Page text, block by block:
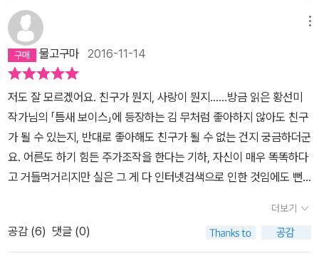
유리벽을 깨뜨리기 시작한다. 그러던 어느 날, 무 앞에 ‘해리’가 나타
난다. 6년 전, 사면동 친척집에서 지낼 때 알고 지낸 한 소녀. 가까운
가족으로부터 자행된 성적인 학대와 폭력을 견디다 못해 같이 도망가
자던 해리의 부탁을 거절한 것이 마지막 만남이었다. 해리와의 재회
로 무는 필사적으로 잊으려 했던 과거의 기억들과 정면으로 맞닥뜨리
게 된다. 더 이상 피할 수도 도망갈 수도 없게 된 무. 하지만 윤, 도진,
기하의 진심을 알게 되고 연약해 보이던 해리마저도 자신의 처한 현
실을 벗어나려 애쓰고 있었다는 사실을 알게 되면서, 무는 덮어두려
고만 했던 과거와 마주할 용기와 힘을 얻게 된다. 틈새의 아이들처럼
록 떠올리는 것조차 괴롭고 힘들지라도 회피하는 것이 아니라 그것이
오늘의 나를 있게 했다는 사실을 인정하고 받아들이는 것, 그 아픔을
견디고 그것에서 자유로워지는 것이야말로 더 나은 미래로 나아가는
하는 틱 장애를 가진 윤, 할아버지에게 정신적, 육체적 겁탈을 당한 해
리 등. 이들을 돕는 어른은 없으며 오로지 인물들이 겪고 있는 삶이 참
으로 힘겹다. 서사의 흐름이 악화일로를 겪어야하는 것은 이야기의
운명이다. 결국 무는 아버지를 넘어섰고, 이웃 집 동생의 죽음을 넘어
섰고 엄마와 화해하고 해리의 가족이 되어줌으로써 쓰레기통 같은 삶
을 비워냈다. 틈새 분식집에서 만나고 헤어진 주변 인물들이 겪을 삶
의 리듬도 무와 다르지 않을 것이다. 도저히 불가능해 보이는 삶이 가
능해지는 것으로 황선미가 무에게 보여준 것은 그림이다. 그러니까
인간에게 필요한 것은 오로지 나에게 집중하고 살아있음을 확인할 수
있는 그 무언가다. 그게 있으면 살고 없으면 죽는다. 이 정직하고 뻔한
서사를 의식하지 않고 읽을 수 있는 것은 궁상떨지 않는 인물들 때문
이다. 최소한의 말로 의사소통을 하며, 눈물과 악다구니를 싹 거둬낸
물고구마 2016-11-14
저도 잘 모르겠어요. 친구가 뭔지, 사랑이 뭔지......방금 읽은 황선미
작가님의 「틈새 보이스」에 등장하는 김 무처럼 좋아하지 않아도 친구
가 될 수 있는지, 반대로 좋아해도 친구가 될 수 없는 건지 궁금하더군
요. 어른도 하기 힘든 주가조작을 한다는 기하, 자신이 매우 똑똑하다
고 거들먹거리지만 실은 그 게 다 인터넷검색으로 인한 것임에도 뻔
오는 것 빼곤 괜찮은 윤, 그리고 엄마와 아버지에게 버림을 받았고 이
마에 흉터가 남은 주인공. 김 무. 생김새도 성격도 집안형편이나 현재
상황이 전혀다른 이 4명의 공통점은 바로 커다랗고 높은 건물들의 틈
더보기
공감 (6) 댓글 (0)